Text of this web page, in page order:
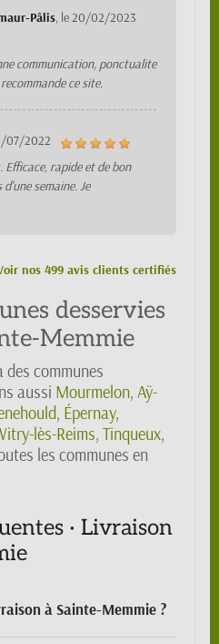
Pâlis, le20/02/2023
communication, ponctualite
ce site.
07/2022
Efficace, rapide et de bon
semaine. Je
nos 499 avis clients certifiés
desservies
Memmie
des communes
aussi Mourmelon, Aÿ-
, Épernay,
lès-Reims, Tinqueux,
les communes en
· Livraison
à Sainte-Memmie ?